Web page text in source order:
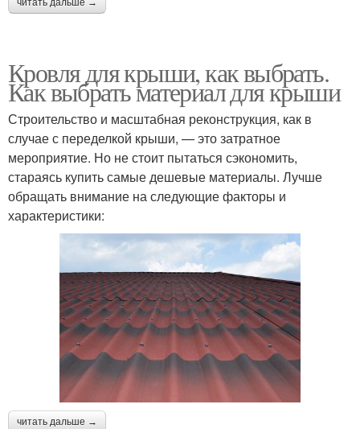
Кровля для крыши, как выбрать.
Как выбрать материал для крыши
Строительство и масштабная реконструкция, как в
случае с переделкой крыши, — это затратное
мероприятие. Но не стоит пытаться сэкономить,
стараясь купить самые дешевые материалы. Лучше
обращать внимание на следующие факторы и
характеристики:
читать дальше →